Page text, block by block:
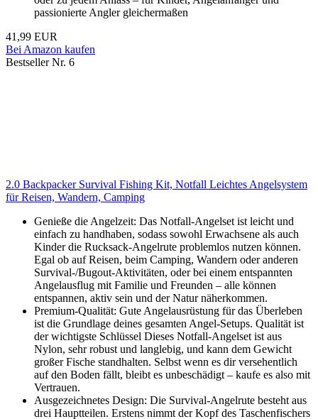
passionierte Angler gleichermaßen
41,99 EUR
Bei Amazon kaufen
Bestseller Nr. 6
2.0 Backpacker Survival Fishing Kit, Notfall Leichtes Angelsystem
für Reisen, Wandern, Camping
Genieße die Angelzeit: Das Notfall-Angelset ist leicht und
einfach zu handhaben, sodass sowohl Erwachsene als auch
Kinder die Rucksack-Angelrute problemlos nutzen können.
Egal ob auf Reisen, beim Camping, Wandern oder anderen
Survival-/Bugout-Aktivitäten, oder bei einem entspannten
Angelausflug mit Familie und Freunden – alle können
entspannen, aktiv sein und der Natur näherkommen.
Premium-Qualität: Gute Angelausrüstung für das Überleben
ist die Grundlage deines gesamten Angel-Setups. Qualität ist
der wichtigste Schlüssel Dieses Notfall-Angelset ist aus
Nylon, sehr robust und langlebig, und kann dem Gewicht
großer Fische standhalten. Selbst wenn es dir versehentlich
auf den Boden fällt, bleibt es unbeschädigt – kaufe es also mit
Vertrauen.
Ausgezeichnetes Design: Die Survival-Angelrute besteht aus
drei Hauptteilen. Erstens nimmt der Kopf des Taschenfischers